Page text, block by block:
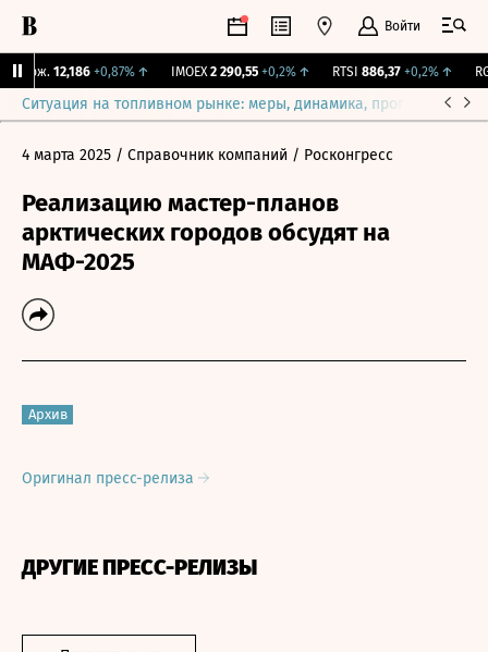
Войти
Бирж. 12,186 +0,87%↑ IMOEX 2 290,55 +0,2%↑ RTSI 886,37 +0,2%↑
Ситуация на топливном рынке: меры, динамика, прогнозы
4 марта 2025 / Справочник компаний / Росконгресс
Реализацию мастер-планов
арктических городов обсудят на
МАФ-2025
Архив
Оригинал пресс-релиза
ДРУГИЕ ПРЕСС-РЕЛИЗЫ